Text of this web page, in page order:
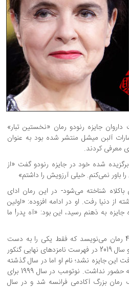
داروان جایزه رنودو رمان «نخستین تبار»
آلبن میشل منتشر شده بود به عنوان
معرفی کردند.
برگزیده شده خود در جایزه رنودو گفت «از
باور نمی‌کنم. خیلی آرزویش را داشتم»
شناخته می‌شود- در این رمان ادای
دنیا رفت. او در ادامه افزوده: «اولین
به ذهنم رسید، این بود: «آه پدر! ما
املی نوتومب به گفته خودش هر سال 4 رمان می‌نویسد که فقط یکی را به دست
ناشر برای چاپ می‌سپارد. رمان «تشنه» او سال 2019 در فهرست نامزدهای نهایی گنکور
جایزه نشد؛ نام او اما در سال گذشته
در فهرست هیچ‌یک از جوایز ادبی فرانسه حضور نداشت. نوتومب در سال 1999 برای
رمان بزرگ آکادمی فرانسه شد و در سال